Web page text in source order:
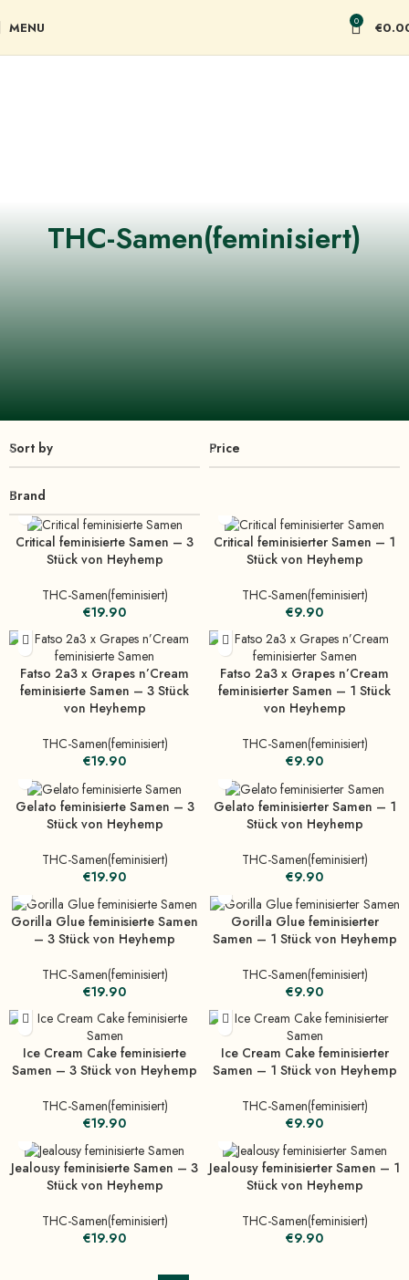
MENU 0 €
THC-Samen(feminisiert)
Sort by Price
Brand
Critical feminisierte Samen – 3
Stück von Heyhemp
THC-Samen(feminisiert)
€19.90
Critical feminisierter Samen – 1
Stück von Heyhemp
THC-Samen(feminisiert)
€9.90
Fatso 2a3 x Grapes n’Cream
feminisierte Samen – 3 Stück
von Heyhemp
THC-Samen(feminisiert)
€19.90
Fatso 2a3 x Grapes n’Cream
feminisierter Samen – 1 Stück
von Heyhemp
THC-Samen(feminisiert)
€9.90
Gelato feminisierte Samen – 3
Stück von Heyhemp
THC-Samen(feminisiert)
€19.90
Gelato feminisierter Samen – 1
Stück von Heyhemp
THC-Samen(feminisiert)
€9.90
Gorilla Glue feminisierte Samen
– 3 Stück von Heyhemp
THC-Samen(feminisiert)
€19.90
Gorilla Glue feminisierter
Samen – 1 Stück von Heyhemp
THC-Samen(feminisiert)
€9.90
Ice Cream Cake feminisierte
Samen – 3 Stück von Heyhemp
THC-Samen(feminisiert)
€19.90
Ice Cream Cake feminisierter
Samen – 1 Stück von Heyhemp
THC-Samen(feminisiert)
€9.90
Jealousy feminisierte Samen – 3
Stück von Heyhemp
THC-Samen(feminisiert)
€19.90
Jealousy feminisierter Samen – 1
Stück von Heyhemp
THC-Samen(feminisiert)
€9.90